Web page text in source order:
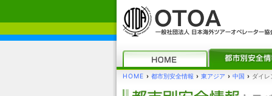
HOME › 都市別安全情報 › 東アジア › 中国 › ダイ